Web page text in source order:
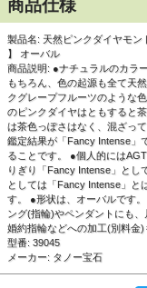
商品仕様
製品名: 天然ピンクダイヤモ
】 オーバル
商品説明: ●ナチュラルのカラ
もちろん、色の起源も全て天
クグレープフルーツのような
のピンクダイヤはともすると
は茶色っぽさはなく、混ざっ
鑑定結果が「Fancy Intense」
ることです。 ●個人的には
りぎり「Fancy Intense」とし
としては「Fancy Intense」と
す。 ●形状は、オーバルです
ング(指輪)やペンダントにも
婚約指輪などへの加工(別料金)
型番: 39045
メーカー: タノー宝石